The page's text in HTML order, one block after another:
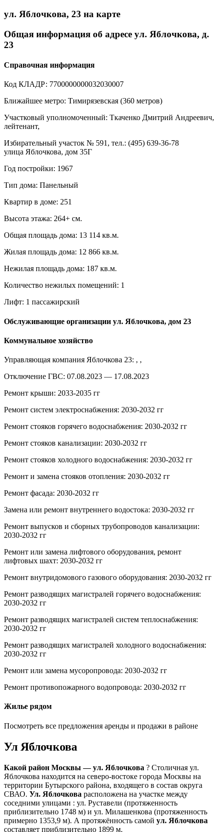
ул. Яблочкова, 23 на карте
Общая информация об адресе ул. Яблочкова, д.
23
Справочная информация
Код КЛАДР: 7700000000032030007
Ближайшее метро: Тимирязевская (360 метров)
Участковый уполномоченный: Ткаченко Дмитрий Андреевич,
лейтенант,
Избирательный участок № 591, тел.: (495) 639-36-78
улица Яблочкова, дом 35Г
Год постройки: 1967
Тип дома: Панельный
Квартир в доме: 251
Высота этажа: 264+ см.
Общая площадь дома: 13 114 кв.м.
Жилая площадь дома: 12 866 кв.м.
Нежилая площадь дома: 187 кв.м.
Количество нежилых помещений: 1
Лифт: 1 пассажирский
Обслуживающие организации ул. Яблочкова, дом 23
Коммунальное хозяйство
Управляющая компания Яблочкова 23: , ,
Отключение ГВС: 07.08.2023 — 17.08.2023
Ремонт крыши: 2033-2035 гг
Ремонт систем электроснабжения: 2030-2032 гг
Ремонт стояков горячего водоснабжения: 2030-2032 гг
Ремонт стояков канализации: 2030-2032 гг
Ремонт стояков холодного водоснабжения: 2030-2032 гг
Ремонт и замена стояков отопления: 2030-2032 гг
Ремонт фасада: 2030-2032 гг
Замена или ремонт внутреннего водостока: 2030-2032 гг
Ремонт выпусков и сборных трубопроводов канализации:
2030-2032 гг
Ремонт или замена лифтового оборудования, ремонт
лифтовых шахт: 2030-2032 гг
Ремонт внутридомового газового оборудования: 2030-2032 гг
Ремонт разводящих магистралей горячего водоснабжения:
2030-2032 гг
Ремонт разводящих магистралей систем теплоснабжения:
2030-2032 гг
Ремонт разводящих магистралей холодного водоснабжения:
2030-2032 гг
Ремонт или замена мусоропровода: 2030-2032 гг
Ремонт противопожарного водопровода: 2030-2032 гг
Жилье рядом
Посмотреть все предложения аренды и продажи в районе
Ул Яблочкова
Какой район Москвы — ул. Яблочкова ? Столичная ул.
Яблочкова находится на северо-востоке города Москвы на
территории Бутырского района, входящего в состав округа
СВАО. Ул. Яблочкова расположена на участке между
соседними улицами : ул. Руставели (протяженность
приблизительно 1748 м) и ул. Милашенкова (протяженность
примерно 1353,9 м). А протяжённость самой ул. Яблочкова
составляет приблизительно 1899 м.